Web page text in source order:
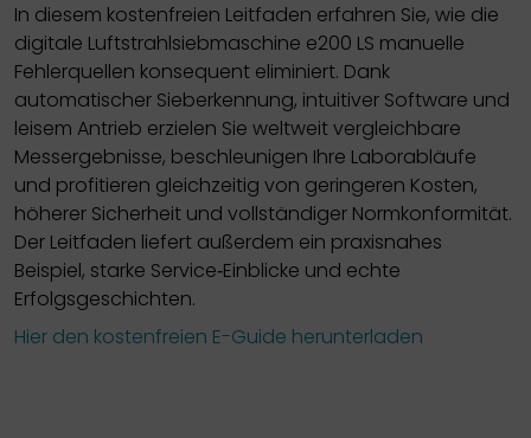
In diesem kostenfreien Leitfaden erfahren Sie, wie die
digitale Luftstrahlsiebmaschine e200 LS manuelle
Fehlerquellen konsequent eliminiert. Dank
automatischer Sieberkennung, intuitiver Software und
leisem Antrieb erzielen Sie weltweit vergleichbare
Messergebnisse, beschleunigen Ihre Laborabläufe
und profitieren gleichzeitig von geringeren Kosten,
höherer Sicherheit und vollständiger Normkonformität.
Der Leitfaden liefert außerdem ein praxisnahes
Beispiel, starke Service‑Einblicke und echte
Erfolgsgeschichten.
Hier den kostenfreien E-Guide herunterladen